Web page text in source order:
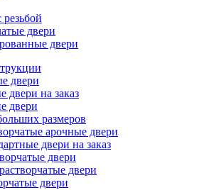
двери
двери
двери
двери на заказ
двери
размеров
арочные двери
двери на заказ
двери
двери
двери